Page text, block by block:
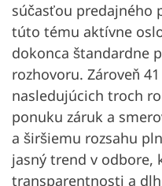
súčasťou predajného
túto tému aktívne
dokonca štandardne
rozhovoru. Zároveň
nasledujúcich troch
ponuku záruk a
a širšiemu rozsahu
jasný trend v odbore,
transparentnosti a